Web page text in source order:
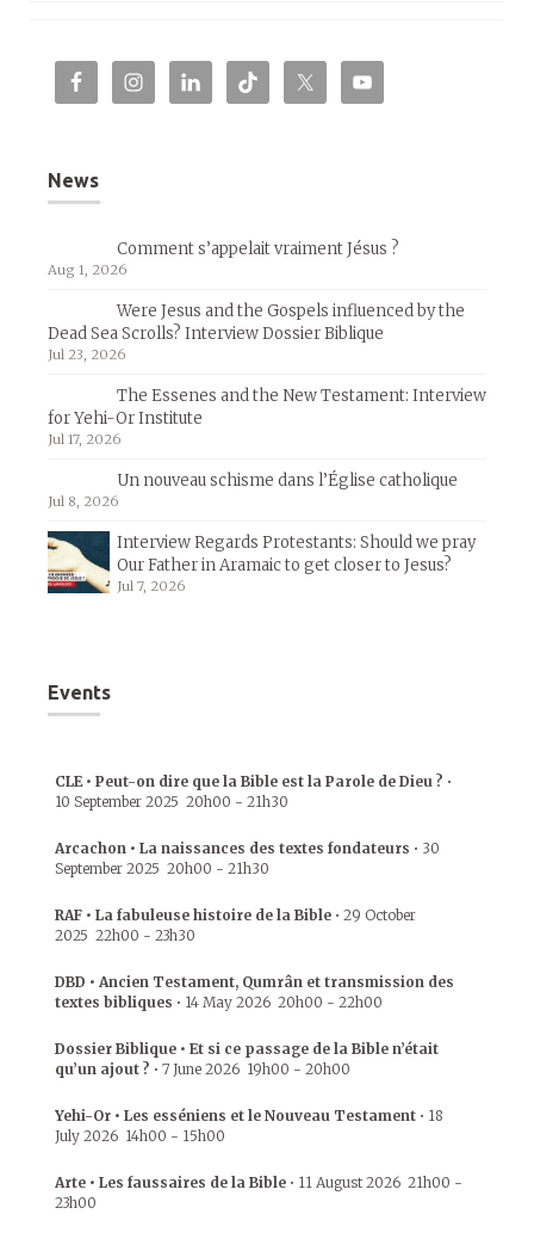
News
Comment s’appelait vraiment Jésus ?
Aug 1, 2026
Were Jesus and the Gospels influenced by the
Dead Sea Scrolls? Interview Dossier Biblique
Jul 23, 2026
The Essenes and the New Testament: Interview
for Yehi-Or Institute
Jul 17, 2026
Un nouveau schisme dans l’Église catholique
Jul 8, 2026
Interview Regards Protestants: Should we pray
Our Father in Aramaic to get closer to Jesus?
Jul 7, 2026
Events
CLE • Peut-on dire que la Bible est la Parole de Dieu ? •
10 September 2025 20h00 - 21h30
Arcachon • La naissances des textes fondateurs • 30
September 2025 20h00 - 21h30
RAF • La fabuleuse histoire de la Bible • 29 October
2025 22h00 - 23h30
DBD • Ancien Testament, Qumrân et transmission des
textes bibliques • 14 May 2026 20h00 - 22h00
Dossier Biblique • Et si ce passage de la Bible n’était
qu’un ajout ? • 7 June 2026 19h00 - 20h00
Yehi-Or • Les esséniens et le Nouveau Testament • 18
July 2026 14h00 - 15h00
Arte • Les faussaires de la Bible • 11 August 2026 21h00 -
23h00